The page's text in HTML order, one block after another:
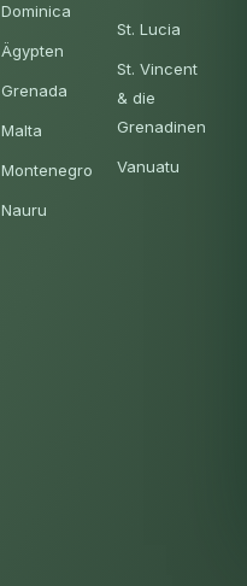
Dominica
Ägypten
Grenada
Malta
Montenegro
Nauru
St. Lucia
St. Vincent
& die
Grenadinen
Vanuatu